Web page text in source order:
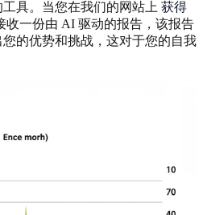
具。当您在我们的网站上 获得
收一份由 AI 驱动的报告，该报告
的优势和挑战，这对于您的自我